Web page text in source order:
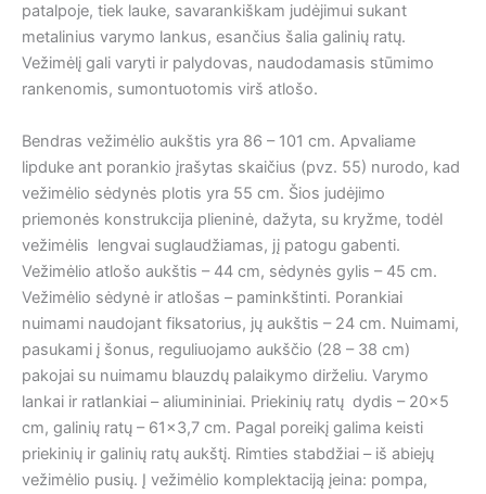
patalpoje, tiek lauke, savarankiškam judėjimui sukant
metalinius varymo lankus, esančius šalia galinių ratų.
Vežimėlį gali varyti ir palydovas, naudodamasis stūmimo
rankenomis, sumontuotomis virš atlošo.
Bendras vežimėlio aukštis yra 86 – 101 cm. Apvaliame
lipduke ant porankio įrašytas skaičius (pvz. 55) nurodo, kad
vežimėlio sėdynės plotis yra 55 cm. Šios judėjimo
priemonės konstrukcija plieninė, dažyta, su kryžme, todėl
vežimėlis lengvai suglaudžiamas, jį patogu gabenti.
Vežimėlio atlošo aukštis – 44 cm, sėdynės gylis – 45 cm.
Vežimėlio sėdynė ir atlošas – paminkštinti. Porankiai
nuimami naudojant fiksatorius, jų aukštis – 24 cm. Nuimami,
pasukami į šonus, reguliuojamo aukščio (28 – 38 cm)
pakojai su nuimamu blauzdų palaikymo dirželiu. Varymo
lankai ir ratlankiai – aliumininiai. Priekinių ratų dydis – 20×5
cm, galinių ratų – 61×3,7 cm. Pagal poreikį galima keisti
priekinių ir galinių ratų aukštį. Rimties stabdžiai – iš abiejų
vežimėlio pusių. Į vežimėlio komplektaciją įeina: pompa,